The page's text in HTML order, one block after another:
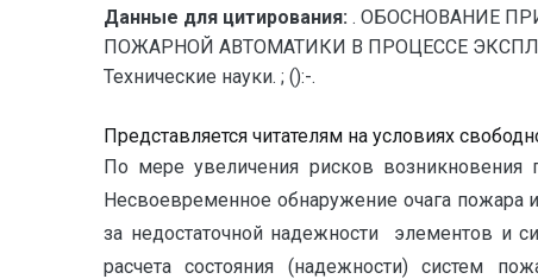
Данные для цитирования: . ОБОСНОВАНИЕ
ПОЖАРНОЙ АВТОМАТИКИ В ПРОЦЕССЕ
Технические науки. ; ():-.
Представляется читателям на условиях
По мере увеличения рисков возникновения
Несвоевременное обнаружение очага пожара
за недостаточной надежности элементов и
расчета состояния (надежности) систем